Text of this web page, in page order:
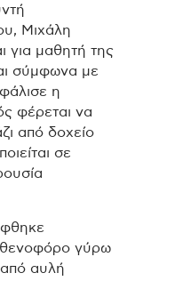
Μιχάλη
για μαθητή της
σύμφωνα με
η
φέρεται να
από δοχείο
σε
γύρω
από αυλή